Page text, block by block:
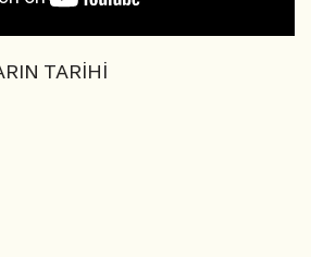
TARİHİ